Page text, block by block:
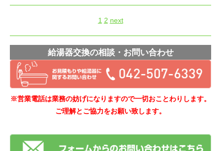
1 2 next
給湯器交換の相談・お問い合わせ
※営業電話は業務の妨げになりますので一切おことわりします。
ご理解とご協力をお願い致します。